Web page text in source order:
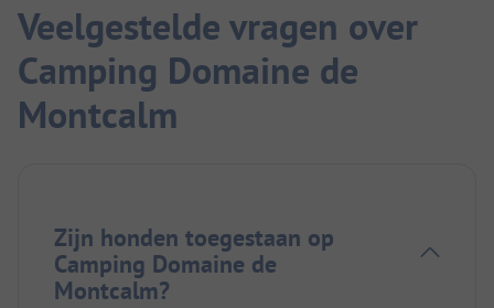
Veelgestelde vragen over
Camping Domaine de
Montcalm
Zijn honden toegestaan op
Camping Domaine de
Montcalm?